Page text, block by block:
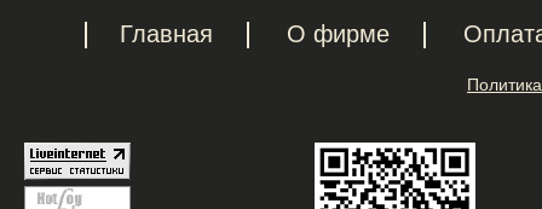
Главная О фирме